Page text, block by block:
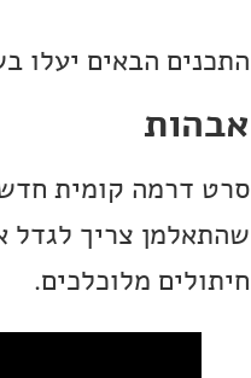
התכנים הבאים יעלו
אבהות
סרט דרמה קומית חדש
שהתאלמן צריך לגדל
חיתולים מלוכלכים.